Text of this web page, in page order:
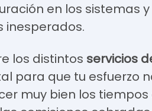
en los sistemas
inesperados.
los distintos servicios
para que tu esfuerzo
muy bien los tiempos